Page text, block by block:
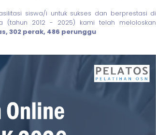
siswa/i untuk sukses dan berprestasi di
(tahun 2012 - 2025) kami telah meloloskan
302 perak, 486 perunggu